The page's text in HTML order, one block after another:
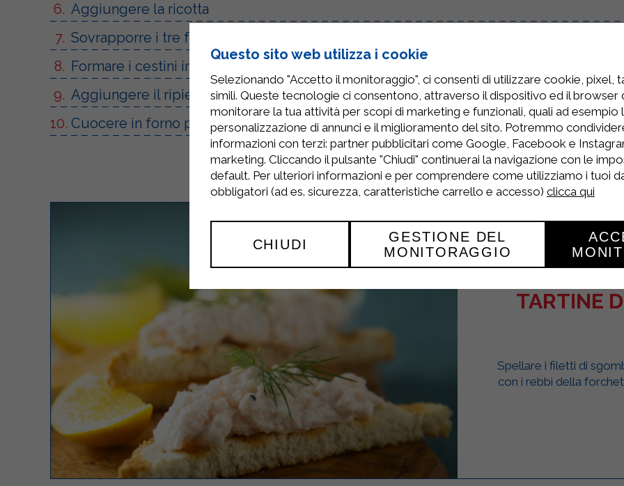
Aggiungere la ricotta
Sovrapporre i tre fogli di pasta filo e tagliare dei quadrati
Formare i cestini in uno stampo per muffin
Aggiungere il ripieno
Cuocere in forno preriscaldato a 180 gradi per circa 8 minuti
TARTINE
Spellare i filetti di
con i rebbi della
Questo sito web utilizza i cookie
Selezionando "Accetto il monitoraggio", ci consenti di utilizzare cookie, pixel,
simili. Queste tecnologie ci consentono, attraverso il dispositivo ed il browser
monitorare la tua attività per scopi di marketing e funzionali, quali ad esempio
personalizzazione di annunci e il miglioramento del sito. Potremmo
informazioni con terzi: partner pubblicitari come Google, Facebook e
marketing. Cliccando il pulsante "Chiudi" continuerai la navigazione con le
default. Per ulteriori informazioni e per comprendere come utilizziamo i tuoi
obbligatori (ad es. sicurezza, caratteristiche carrello e accesso) clicca qui
CHIUDI
GESTIONE DEL
MONITORAGGIO